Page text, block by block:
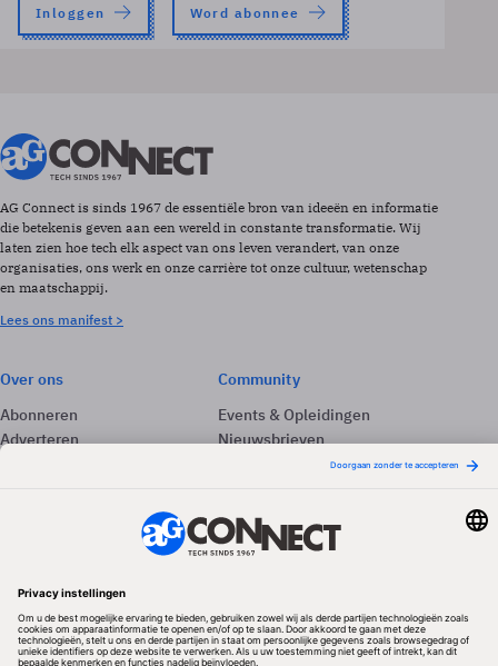
Inloggen Word abonnee
AG Connect is sinds 1967 de essentiële bron van ideeën en informatie
die betekenis geven aan een wereld in constante transformatie. Wij
laten zien hoe tech elk aspect van ons leven verandert, van onze
organisaties, ons werk en onze carrière tot onze cultuur, wetenschap
en maatschappij.
Lees ons manifest >
Over ons
Abonneren
Adverteren
Community
Events & Opleidingen
Nieuwsbrieven
Volg ons